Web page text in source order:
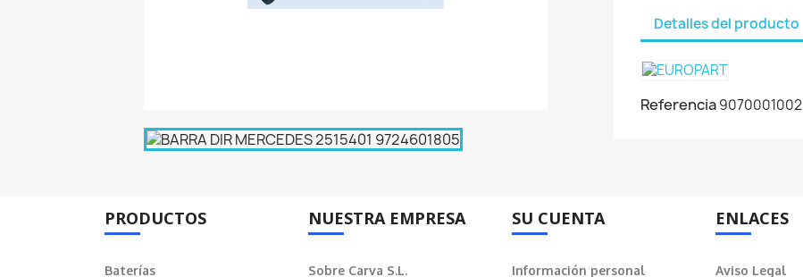
Detalles del producto
Referencia9070001002
PRODUCTOS
Baterías
NUESTRA EMPRESA
Sobre Carva S.L.
SU CUENTA
Información personal
ENLACES
Aviso Legal